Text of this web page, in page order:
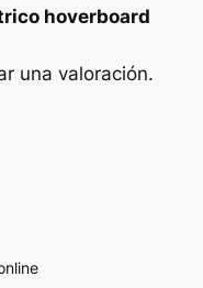
hoverboard
una valoración.